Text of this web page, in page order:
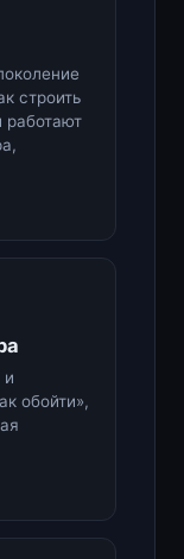
строить
работают
и
обойти»,